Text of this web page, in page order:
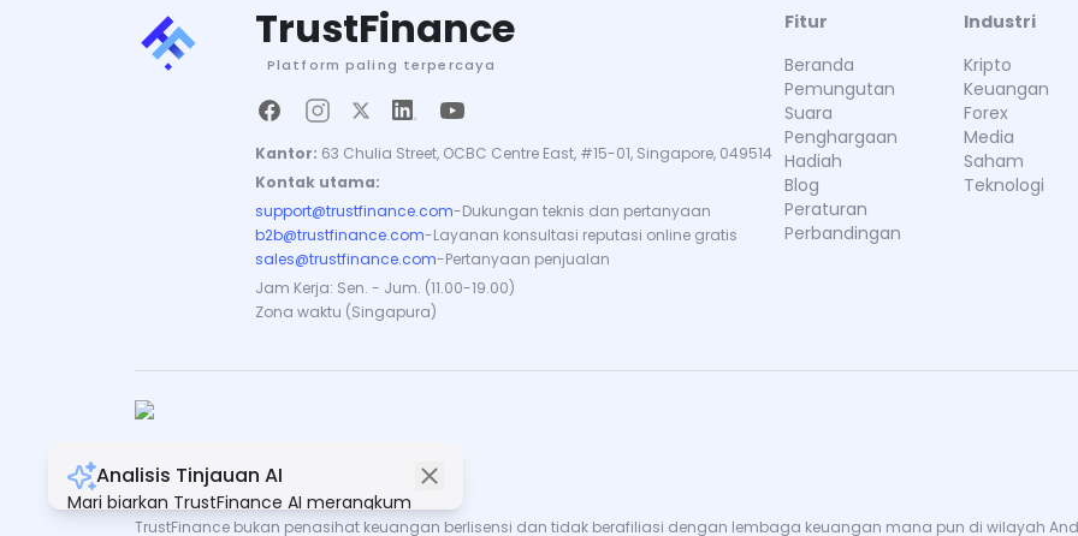
Analisis Tinjauan AI
Mari biarkan TrustFinance AI merangkum
semua ulasan untuk Anda.
TrustFinance
Platform paling terpercaya
Kantor: 63 Chulia Street, OCBC Centre East, #15-01, Singapore, 049514
Kontak utama:
support@trustfinance.com-Dukungan teknis dan pertanyaan
b2b@trustfinance.com-Layanan konsultasi reputasi online gratis
sales@trustfinance.com-Pertanyaan penjualan
Jam Kerja: Sen. - Jum. (11.00-19.00)
Zona waktu (Singapura)
Fitur
Beranda
Pemungutan
Suara
Penghargaan
Hadiah
Blog
Peraturan
Perbandingan
Industri
Kripto
Keuangan
Forex
Media
Saham
Teknologi
Hak Cipta © TrustFinance 2026 | V.2.0
TrustFinance bukan penasihat keuangan berlisensi dan tidak berafiliasi dengan lembaga keuangan mana pun di wilayah